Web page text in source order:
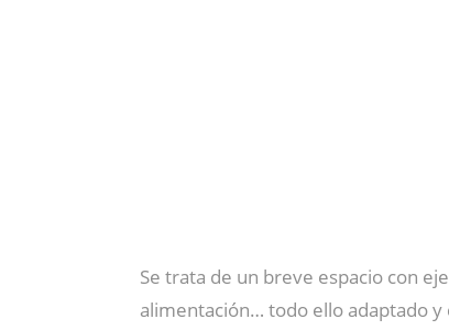
Se trata de un breve espacio con
alimentación… todo ello adaptado